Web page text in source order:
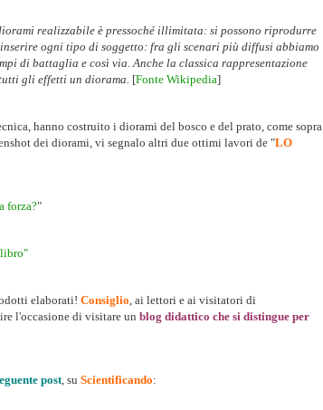
realizzabile è pressoché illimitata: si possono riprodurre
ogni tipo di soggetto: fra gli scenari più diffusi abbiamo
di battaglia e così via. Anche la classica rappresentazione
gli effetti un diorama. [Fonte Wikipedia]
hanno costruito i diorami del bosco e del prato, come sopra
dei diorami, vi segnalo altri due ottimi lavori de "LO
forza?"
elaborati! Consiglio, ai lettori e ai visitatori di
l'occasione di visitare un blog didattico che si distingue per
post, su Scientificando: